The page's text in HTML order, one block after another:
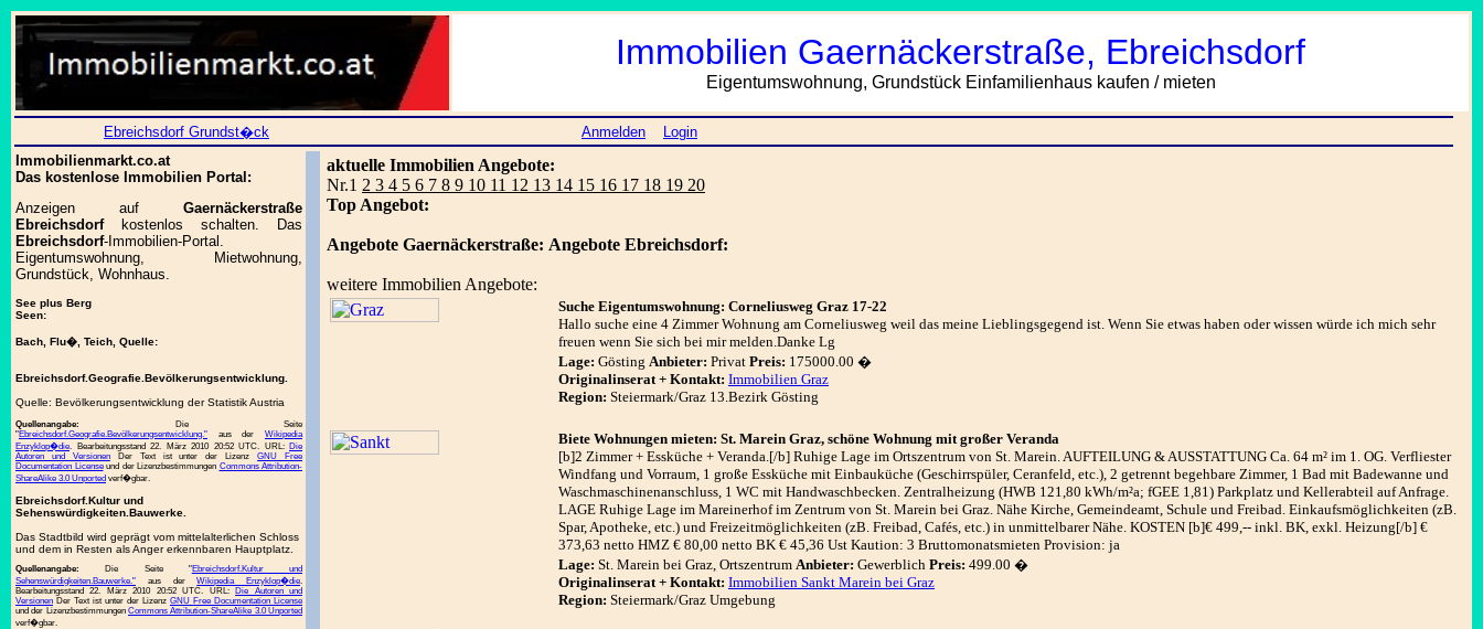
Immobilien Gaernäckerstraße, Ebreichsdorf
Eigentumswohnung, Grundstück Einfamilienhaus kaufen / mieten
Ebreichsdorf Grundst�ck Anmelden
Login
Immobilienmarkt.co.at
Das kostenlose Immobilien Portal:
Anzeigen auf Gaernäckerstraße
Ebreichsdorfkostenlos schalten. Das
Ebreichsdorf-Immobilien-Portal.
Eigentumswohnung, Mietwohnung,
Grundstück, Wohnhaus.
See plus Berg
Seen:
Bach, Flu�, Teich, Quelle:
Ebreichsdorf.Geografie.Bevölkerungsentwicklung.
Quelle: Bevölkerungsentwicklung der Statistik Austria
Quellenangabe:
Die Seite
"Ebreichsdorf.Geografie.Bevölkerungsentwicklung." aus der Wikipedia
Enzyklop�die. Bearbeitungsstand 22. März 2010 20:52 UTC. URL: Die
Autoren und VersionenDer Text ist unter der LizenzGNU Free
Documentation Licenseund der Lizenzbestimmungen Commons Attribution-
ShareAlike 3.0 Unported verf�gbar.
Ebreichsdorf.Kultur und
Sehenswürdigkeiten.Bauwerke.
Das Stadtbild wird geprägt vom mittelalterlichen Schloss
und dem in Resten als Anger erkennbaren Hauptplatz.
Quellenangabe: Die Seite "Ebreichsdorf.Kultur und
Sehenswürdigkeiten.Bauwerke." aus derWikipedia Enzyklop�die.
Bearbeitungsstand 22. März 2010 20:52 UTC. URL: Die Autoren und
Versionen Der Text ist unter der Lizenz GNU Free Documentation License
und der Lizenzbestimmungen Commons Attribution-ShareAlike 3.0 Unported
verf�gbar.
aktuelle Immobilien Angebote:
Nr.1 2 3 4 5 6 7 8 9 10 11 12 13 14 15 16 17 18 19 20
Top Angebot:
Angebote Gaernäckerstraße: Angebote Ebreichsdorf:
weitere Immobilien Angebote:
Suche Eigentumswohnung: Corneliusweg Graz 17-22
Hallo suche eine 4 Zimmer Wohnung am Corneliusweg weil das meine Lieblingsgegend ist. Wenn Sie etwas haben oder wissen würde ich mich sehr
freuen wenn Sie sich bei mir melden.Danke Lg
Lage: Gösting Anbieter: Privat Preis: 175000.00 �
Originalinserat + Kontakt: Immobilien Graz
Region: Steiermark/Graz 13.Bezirk Gösting
Biete Wohnungen mieten: St. Marein Graz, schöne Wohnung mit großer Veranda
[b]2 Zimmer + Essküche + Veranda.[/b] Ruhige Lage im Ortszentrum von St. Marein. AUFTEILUNG & AUSSTATTUNG Ca. 64 m² im 1. OG. Verfliester
Windfang und Vorraum, 1 große Essküche mit Einbauküche (Geschirrspüler, Ceranfeld, etc.), 2 getrennt begehbare Zimmer, 1 Bad mit Badewanne und
Waschmaschinenanschluss, 1 WC mit Handwaschbecken. Zentralheizung (HWB 121,80 kWh/m²a; fGEE 1,81) Parkplatz und Kellerabteil auf Anfrage.
LAGE Ruhige Lage im Mareinerhof im Zentrum von St. Marein bei Graz. Nähe Kirche, Gemeindeamt, Schule und Freibad. Einkaufsmöglichkeiten (zB.
Spar, Apotheke, etc.) und Freizeitmöglichkeiten (zB. Freibad, Cafés, etc.) in unmittelbarer Nähe. KOSTEN [b]€ 499,-- inkl. BK, exkl. Heizung[/b] €
373,63 netto HMZ € 80,00 netto BK € 45,36 Ust Kaution: 3 Bruttomonatsmieten Provision: ja
Lage: St. Marein bei Graz, Ortszentrum Anbieter: Gewerblich Preis: 499.00 �
Originalinserat + Kontakt: Immobilien Sankt Marein bei Graz
Region: Steiermark/Graz Umgebung